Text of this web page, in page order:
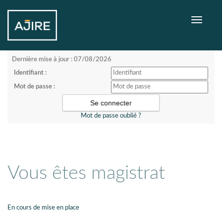
Toggle
Dernière mise à jour : 07/08/2026
Identifiant :
Mot de passe :
Mot de passe oublié ?
Vous êtes magistrat
En cours de mise en place